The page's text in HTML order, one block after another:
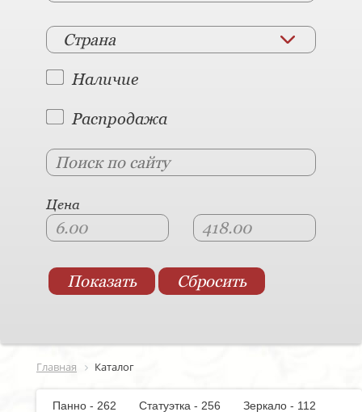
Страна
Наличие
Распродажа
Цена
Главная Каталог
Панно - 262 Статуэтка - 256
Зеркало - 112